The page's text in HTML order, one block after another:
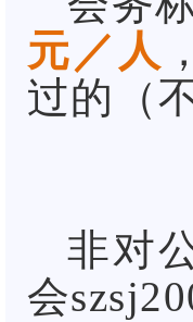
元／人
过的（
非对
会